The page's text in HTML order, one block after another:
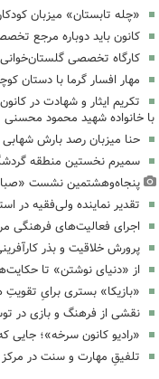
«چله تابستان» میزبان
کانون باید دوباره مرجع
کارگاه تخصصی
مهار افسار گرما با دستان
تکریم ایثار و شهادت در
با خانواده شهید محمود محسنی
حنا میزبان رصد بارش
سمیرم نخستین منطقه
پنجاه‌وهشتمین نشست
تقدیر نماینده ولی‌فقیه در
اجرای فعالیت‌های فرهنگی
پرورش خلاقیت و بذر
از «دنیای نوشتن» تا
«بازیکا» بستری برایِ
نقشی از فرهنگ و بازی در
«رادیو کانون سرخه»؛ جایی
تلفیقِ مهارت و سنت در